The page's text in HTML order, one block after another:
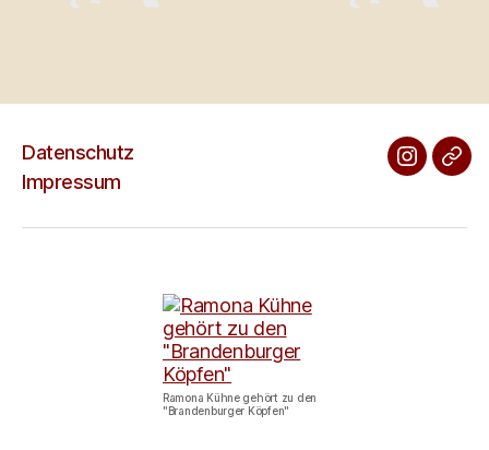
Datenschutz
Impressum
Ramona Kühne gehört zu den
"Brandenburger Köpfen"